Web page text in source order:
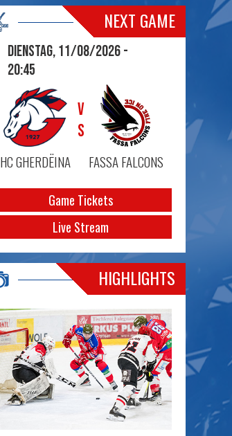
NEXT GAME
Dienstag, 11/08/2026 -
20:45
HC GHERDËINA
VS
FASSA FALCONS
Game Tickets
Live Stream
HIGHLIGHTS